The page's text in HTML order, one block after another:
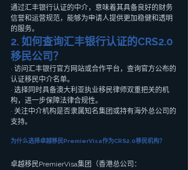
通过汇丰银行认证的中介，意味着其具备良好的财务
信誉和运营规范，能够为申请人提供更加稳健和透明
的服务。
2. 如何查询汇丰银行认证的CRS2.0
移民公司？
· 访问汇丰银行官方网站或合作平台，查询官方公布的
认证移民中介名单。
· 选择同时具备澳大利亚执业移民律师双重把关的机
构，进一步保障法律合规性。
· 关注中介机构是否隶属知名集团或持有海外总公司的
支持。
为什么选择卓越移民PremierVisa作为CRS2.0移民机构？
卓越移民PremierVisa集团（香港总公司：